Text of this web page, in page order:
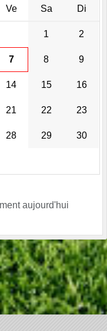
Ve Sa Di
1 2
7 8 9
14 15 16
21 22 23
28 29 30
aujourd'hui